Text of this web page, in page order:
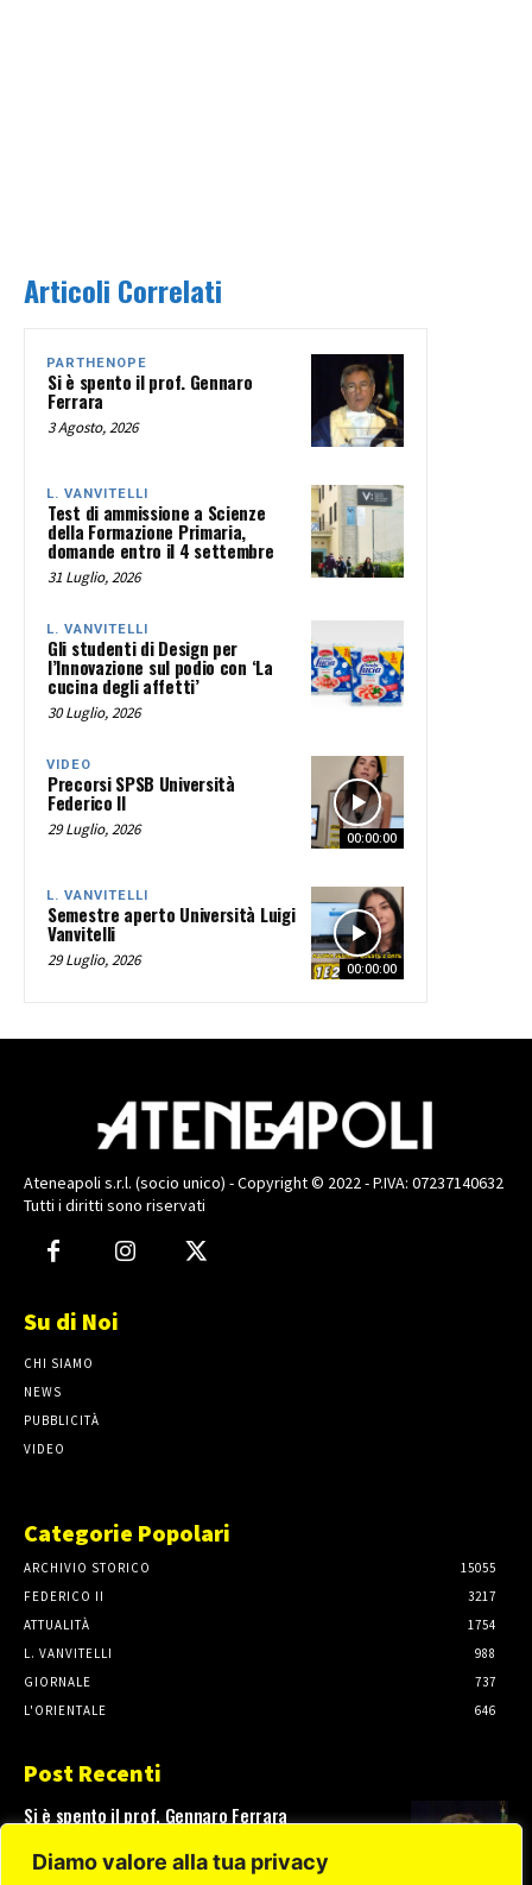
Diamo valore alla tua privacy
Articoli Correlati
PARTHENOPE
Si è spento il prof. Gennaro
Ferrara
3 Agosto, 2026
L. VANVITELLI
Test di ammissione a Scienze
della Formazione Primaria,
domande entro il 4 settembre
31 Luglio, 2026
L. VANVITELLI
Gli studenti di Design per
l’Innovazione sul podio con ‘La
cucina degli affetti’
30 Luglio, 2026
00:00:00
VIDEO
Precorsi SPSB Università
Federico II
29 Luglio, 2026
00:00:00
L. VANVITELLI
Semestre aperto Università Luigi
Vanvitelli
29 Luglio, 2026
Ateneapoli s.r.l. (socio unico) - Copyright © 2022 - P.IVA: 07237140632
Tutti i diritti sono riservati
Su di Noi
CHI SIAMO
NEWS
PUBBLICITÀ
VIDEO
Categorie Popolari
ARCHIVIO STORICO
15055
FEDERICO II
3217
ATTUALITÀ
1754
L. VANVITELLI
988
GIORNALE
737
L'ORIENTALE
646
Post Recenti
Si è spento il prof. Gennaro Ferrara